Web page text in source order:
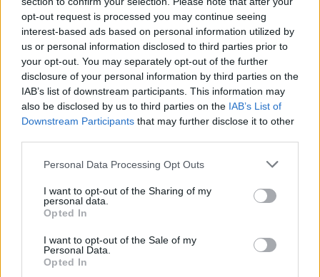
opt-out request is processed you may continue seeing
interest-based ads based on personal information utilized by
us or personal information disclosed to third parties prior to
your opt-out. You may separately opt-out of the further
disclosure of your personal information by third parties on the
IAB’s list of downstream participants. This information may
also be disclosed by us to third parties on the IAB’s List of
Downstream Participants that may further disclose it to other
Personal Data Processing Opt Outs
I want to opt-out of the Sharing of my
personal data.
Opted In
I want to opt-out of the Sale of my
Personal Data.
Opted In
Um estabelecimento de restauração e bebidas situado na
localidade de Abela, no concelho de...
O restaurante alentejano que acaba de receber uma distinção
nacional